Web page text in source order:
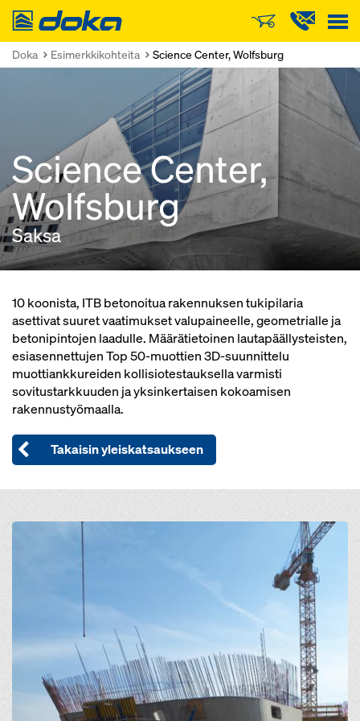
Doka
Doka Esimerkkikohteita Science Center, Wolfsburg
Science Center,
Wolfsburg
Saksa
10 koonista, ITB betonoitua rakennuksen tukipilaria
asettivat suuret vaatimukset valupaineelle, geometrialle ja
betonipintojen laadulle. Määrätietoinen lautapäällysteisten,
esiasennettujen Top 50-muottien 3D-suunnittelu
muottiankkureiden kollisiotestauksella varmisti
sovitustarkkuuden ja yksinkertaisen kokoamisen
rakennustyömaalla.
Takaisin yleiskatsaukseen
Open